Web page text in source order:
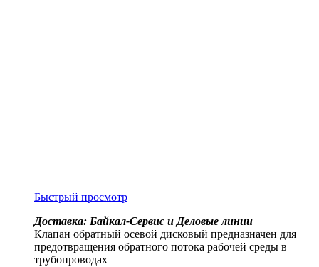
Быстрый просмотр
Доставка: Байкал-Сервис и Деловые линии
Клапан обратный осевой дисковый предназначен для
предотвращения обратного потока рабочей среды в
трубопроводах